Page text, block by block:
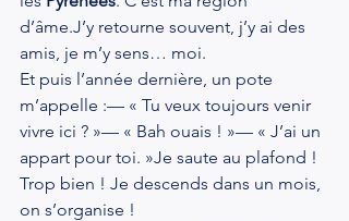
d’âme.J’y retourne souvent, j’y ai des
amis, je m’y sens… moi.
Et puis l’année dernière, un pote
m’appelle :— « Tu veux toujours venir
vivre ici ? »— « Bah ouais ! »— « J’ai un
appart pour toi. »Je saute au plafond !
Trop bien ! Je descends dans un mois,
on s’organise !